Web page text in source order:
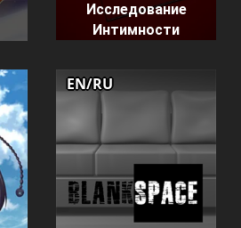
Исследование
Интимности
EN/RU